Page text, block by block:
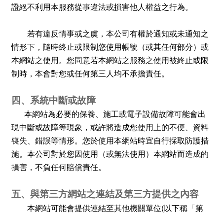
證絕不利用本服務從事違法或損害他人權益之行為。
若有違反情事或之虞，本公司有權於通知或未通知之
情形下，隨時終止或限制您使用帳號（或其任何部分）或
本網站之使用。您同意若本網站之服務之使用被終止或限
制時，本會對您或任何第三人均不承擔責任。
四、系統中斷或故障
本網站為必要的保養、施工或電子設備故障可能會出
現中斷或故障等現象，或許將造成您使用上的不便、資料
喪失、錯誤等情形。您於使用本網站時宜自行採取防護措
施。本公司對於您因使用（或無法使用）本網站而造成的
損害，不負任何賠償責任。
五、與第三方網站之連結及第三方提供之內容
本網站可能會提供連結至其他機關單位(以下稱「第